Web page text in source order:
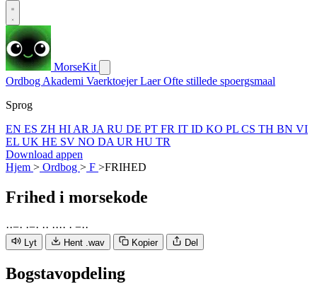
MorseKit
Ordbog Akademi VaerktoejerLaerOfte stillede spoergsmaal
Sprog
EN ES ZH HI AR JA RU DE PT FR IT ID KO PL CS TH BN VI
EL UK HE SV NO DA UR HU TR
Download appen
Hjem > Ordbog > F >FRIHED
Frihed i morsekode
··−· ·−· ·· ···· · −··
Lyt Hent .wav Kopier Del
Bogstavopdeling